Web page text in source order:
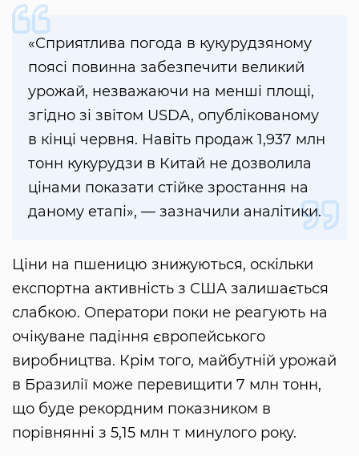
«Сприятлива погода в кукурудзяному
поясі повинна забезпечити великий
урожай, незважаючи на менші площі,
згідно зі звітом USDA, опублікованому
в кінці червня. Навіть продаж 1,937 млн ​​
тонн кукурудзи в Китай не дозволила
цінами показати стійке зростання на
даному етапі», — зазначили аналітики.
Ціни на пшеницю знижуються, оскільки
експортна активність з США залишається
слабкою. Оператори поки не реагують на
очікуване падіння європейського
виробництва. Крім того, майбутній урожай
в Бразилії може перевищити 7 млн ​​тонн,
що буде рекордним показником в
порівнянні з 5,15 млн т минулого року.